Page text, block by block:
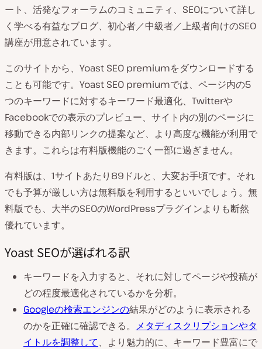
ート、活発なフォーラムのコミュニティ、SEOについて詳し
く学べる有益なブログ、初心者／中級者／上級者向けのSEO
講座が用意されています。
このサイトから、Yoast SEO premiumをダウンロードする
ことも可能です。Yoast SEO premiumでは、ページ内の5
つのキーワードに対するキーワード最適化、Twitterや
Facebookでの表示のプレビュー、サイト内の別のページに
移動できる内部リンクの提案など、より高度な機能が利用で
きます。これらは有料版機能のごく一部に過ぎません。
有料版は、1サイトあたり89ドルと、大変お手頃です。それ
でも予算が厳しい方は無料版を利用するといいでしょう。無
料版でも、大半のSEOのWordPressプラグインよりも断然
優れています。
Yoast SEOが選ばれる訳
キーワードを入力すると、それに対してページや投稿が
どの程度最適化されているかを分析。
Googleの検索エンジンの結果がどのように表示される
のかを正確に確認できる。 メタディスクリプションやタ
イトルを調整して、より魅力的に、キーワード豊富にで